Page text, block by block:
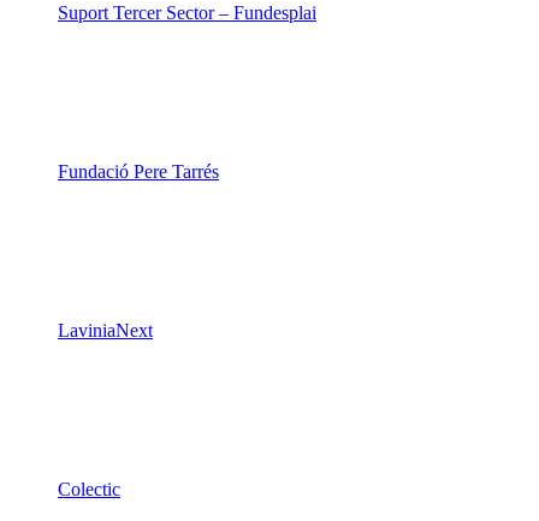
Suport Tercer Sector – Fundesplai
Fundació Pere Tarrés
LaviniaNext
Colectic